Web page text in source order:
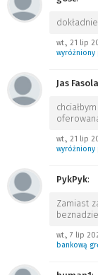
dokładnie
wt., 21 lip
wyróżniony
Jas Fasola
wt., 21 lip
wyróżniony
PykPyk:
Zamiast
wt., 7 lip
bankową